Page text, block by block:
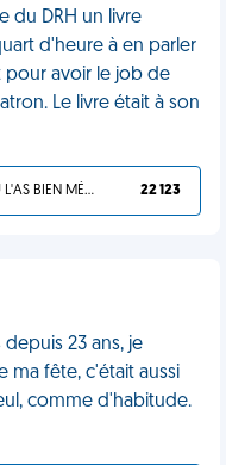
du DRH un livre
d'heure à en parler
pour avoir le job de
Le livre était à son
TU L'AS BIEN MÉRITÉ 22 123
23 ans, je
ma fête, c'était aussi
comme d'habitude.